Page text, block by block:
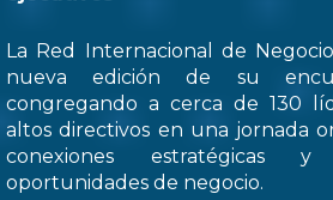
La Red Internacional de
nueva edición de su
congregando a cerca de 130
altos directivos en una jornada
conexiones estratégicas
oportunidades de negocio.